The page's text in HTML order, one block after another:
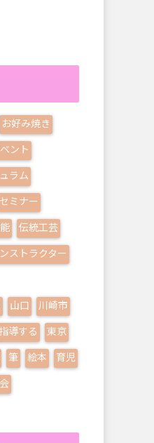
お好み焼き
ント
ラム
セミナー
伝統工芸
ストラクター
山口 川崎市
指導する 東京
筆 絵本 育児